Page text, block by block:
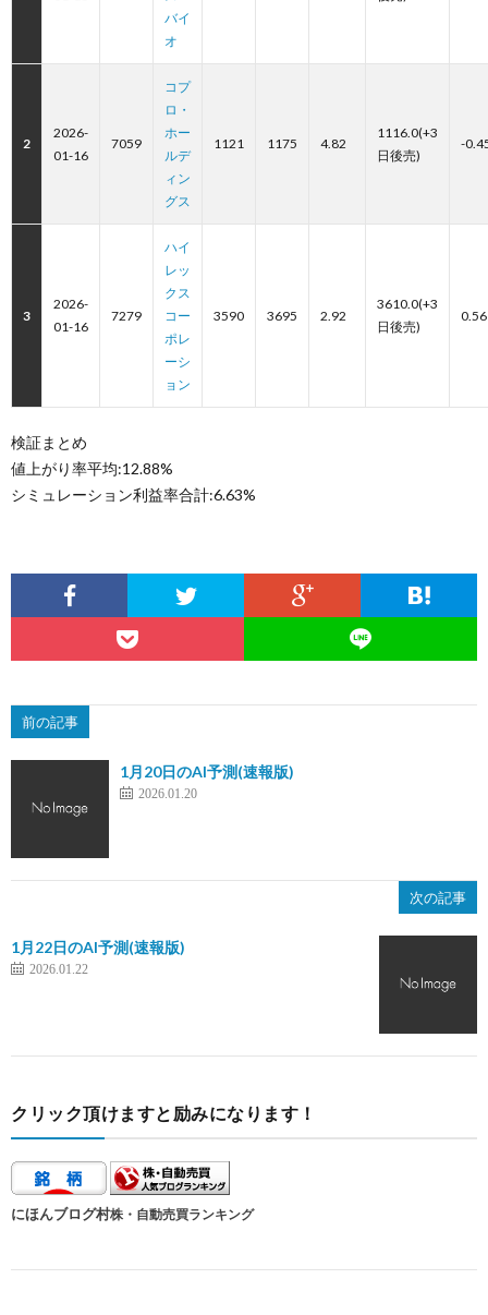
バイ
オ
2
2026-
01-16
7059
コプ
ロ・
ホー
ルデ
ィン
グス
1121 1175 4.82
1116.0(+3
日後売)
-
3
2026-
01-16
7279
ハイ
レッ
クス
コー
ポレ
ーシ
ョン
3590 3695 2.92
3610.0(+3
日後売)
0.56
検証まとめ
値上がり率平均:12.88%
シミュレーション利益率合計:6.63%
前の記事
1月20日のAI予測(速報版)
2026.01.20
次の記事
1月22日のAI予測(速報版)
2026.01.22
クリック頂けますと励みになります！
にほんブログ村株・自動売買ランキング